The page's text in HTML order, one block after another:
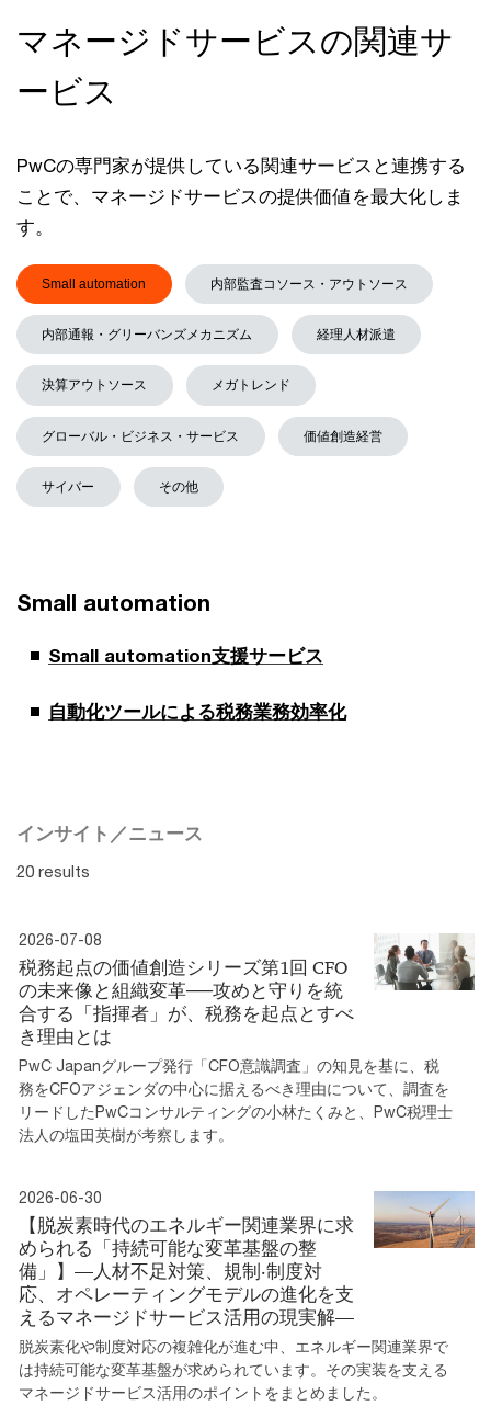
マネージドサービスの関連サ
ービス
PwCの専門家が提供している関連サービスと連携する
ことで、マネージドサービスの提供価値を最大化しま
す。
Small automation 内部監査コソース・アウトソース
内部通報・グリーバンズメカニズム 経理人材派遣
決算アウトソース メガトレンド
グローバル・ビジネス・サービス 価値創造経営
サイバー その他
Small automation
Small automation支援サービス
自動化ツールによる税務業務効率化
インサイト／ニュース
20 results
2026-07-08
税務起点の価値創造シリーズ第1回 CFO
の未来像と組織変革──攻めと守りを統
合する「指揮者」が、税務を起点とすべ
き理由とは
PwC Japanグループ発行「CFO意識調査」の知見を基に、税
務をCFOアジェンダの中心に据えるべき理由について、調査を
リードしたPwCコンサルティングの小林たくみと、PwC税理士
法人の塩田英樹が考察します。
2026-06-30
【脱炭素時代のエネルギー関連業界に求
められる「持続可能な変⾰基盤の整
備」】―⼈材不⾜対策、規制‧制度対
応、オペレーティングモデルの進化を⽀
えるマネージドサービス活⽤の現実解―
脱炭素化や制度対応の複雑化が進む中、エネルギー関連業界で
は持続可能な変革基盤が求められています。その実装を支える
マネージドサービス活用のポイントをまとめました。